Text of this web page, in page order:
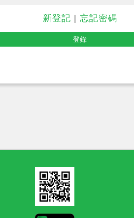
新登記 忘記密碼